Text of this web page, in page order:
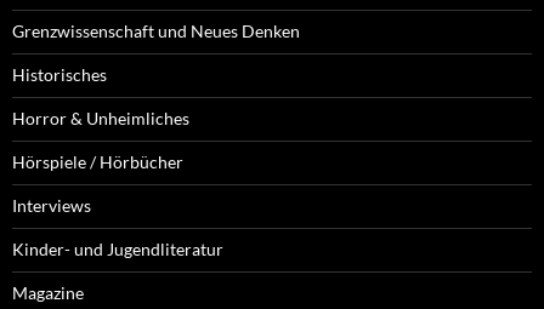
Grenzwissenschaft und Neues Denken
Historisches
Horror & Unheimliches
Hörspiele / Hörbücher
Interviews
Kinder- und Jugendliteratur
Magazine